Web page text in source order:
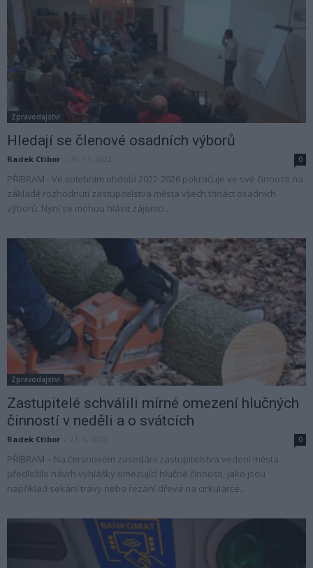
Zpravodajství
Hledají se členové osadních výborů
Radek Ctibor 0
PŘÍBRAM - Ve volebním období 2022-2026 pokračuje ve své činnosti na
základě rozhodnutí zastupitelstva města všech třináct osadních
výborů. Nyní se mohou hlásit zájemci...
Zpravodajství
Zastupitelé schválili mírné omezení hlučných
činností v neděli a o svátcích
Radek Ctibor 0
PŘÍBRAM – Na červnovém zasedání zastupitelstva vedení města
předložilo návrh vyhlášky omezující hlučné činnosti, jako jsou
například sekání trávy nebo řezání dřeva na cirkulárce...